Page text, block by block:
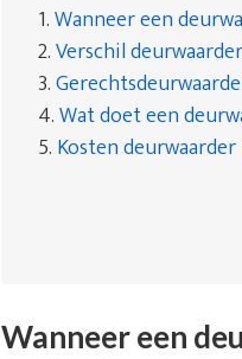
1.Wanneer een
2.Verschil
3.
4.Wat doet een
5. Kosten deurwaarder
Wanneer een